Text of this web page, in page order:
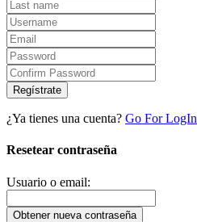
Regístrate
¿Ya tienes una cuenta? Go For LogIn
Resetear contraseña
Usuario o email: